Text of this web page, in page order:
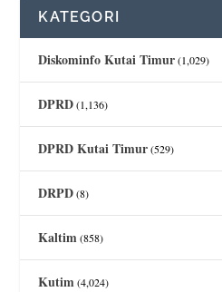
KATEGORI
Diskominfo Kutai Timur(1,029)
DPRD(1,136)
DPRD Kutai Timur(529)
DRPD(8)
Kaltim(858)
Kutim(4,024)